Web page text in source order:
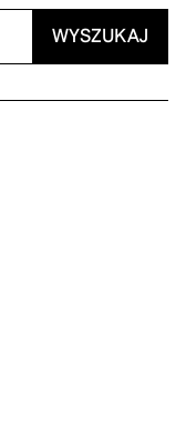
WYSZUKAJ